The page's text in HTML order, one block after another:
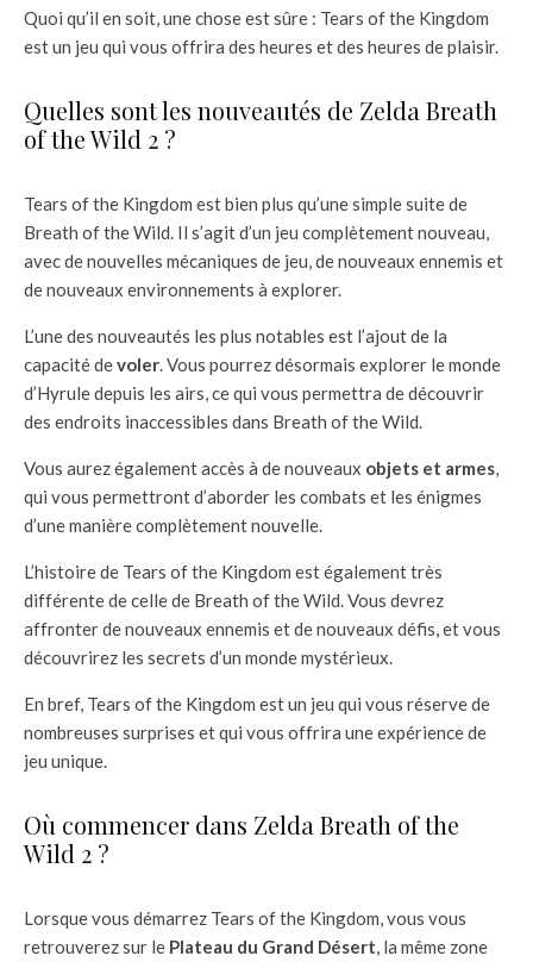
Quoi qu’il en soit, une chose est sûre : Tears of the Kingdom
est un jeu qui vous offrira des heures et des heures de plaisir.
Quelles sont les nouveautés de Zelda Breath
of the Wild 2 ?
Tears of the Kingdom est bien plus qu’une simple suite de
Breath of the Wild. Il s’agit d’un jeu complètement nouveau,
avec de nouvelles mécaniques de jeu, de nouveaux ennemis et
de nouveaux environnements à explorer.
L’une des nouveautés les plus notables est l’ajout de la
capacité devoler. Vous pourrez désormais explorer le monde
d’Hyrule depuis les airs, ce qui vous permettra de découvrir
des endroits inaccessibles dans Breath of the Wild.
Vous aurez également accès à de nouveaux objets et armes,
qui vous permettront d’aborder les combats et les énigmes
d’une manière complètement nouvelle.
L’histoire de Tears of the Kingdom est également très
différente de celle de Breath of the Wild. Vous devrez
affronter de nouveaux ennemis et de nouveaux défis, et vous
découvrirez les secrets d’un monde mystérieux.
En bref, Tears of the Kingdom est un jeu qui vous réserve de
nombreuses surprises et qui vous offrira une expérience de
jeu unique.
Où commencer dans Zelda Breath of the
Wild 2 ?
Lorsque vous démarrez Tears of the Kingdom, vous vous
retrouverez sur le Plateau du Grand Désert, la même zone